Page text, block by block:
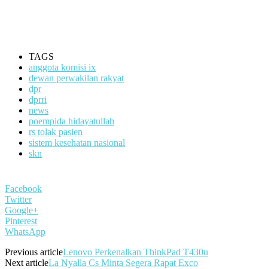
TAGS
anggota komisi ix
dewan perwakilan rakyat
dpr
dprri
news
poempida hidayatullah
rs tolak pasien
sistem kesehatan nasional
skn
Facebook
Twitter
Google+
Pinterest
WhatsApp
Previous articleLenovo Perkenalkan ThinkPad T430u
Next articleLa Nyalla Cs Minta Segera Rapat Exco